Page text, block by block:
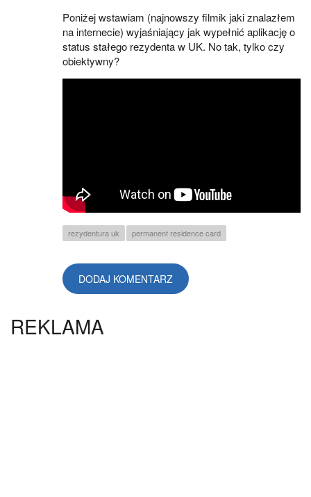
Poniżej wstawiam (najnowszy filmik jaki znalazłem
na internecie) wyjaśniający jak wypełnić aplikację o
status stałego rezydenta w UK. No tak, tylko czy
obiektywny?
rezydentura uk permanent residence card
DODAJ KOMENTARZ
REKLAMA